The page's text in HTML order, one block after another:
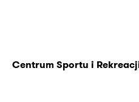
Centrum Sportu i